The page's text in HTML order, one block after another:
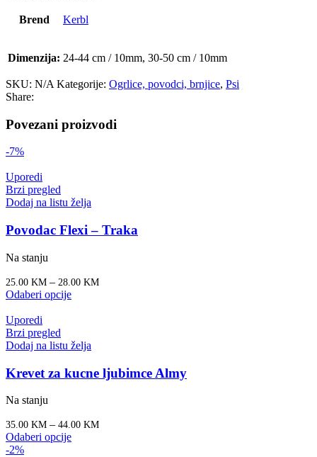
Brend Kerbl
Dimenzija: 24-44 cm / 10mm, 30-50 cm / 10mm
SKU: N/A Kategorije: Ogrlice, povodci, brnjice, Psi
Share:
Povezani proizvodi
-7%
Uporedi
Brzi pregled
Dodaj na listu želja
Povodac Flexi – Traka
Na stanju
25.00 KM – 28.00 KM
Odaberi opcije
Uporedi
Brzi pregled
Dodaj na listu želja
Krevet za kucne ljubimce Almy
Na stanju
35.00 KM – 44.00 KM
Odaberi opcije
-2%